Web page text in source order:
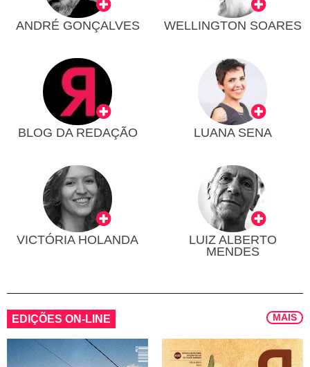
ANDRÉ GONÇALVES WELLINGTON SOARES
BLOG DA REDAÇÃO LUANA SENA
VICTÓRIA HOLANDA
LUIZ ALBERTO
MENDES
EDIÇÕES ON-LINE MAIS